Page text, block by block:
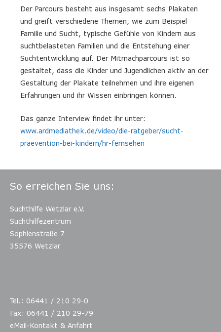
Der Parcours besteht aus insgesamt sechs Plakaten
und greift verschiedene Themen, wie zum Beispiel
Familie und Sucht, typische Gefühle von Kindern aus
suchtbelasteten Familien und die Entstehung einer
Suchtentwicklung auf. Der Mitmachparcours ist so
gestaltet, dass die Kinder und Jugendlichen aktiv an der
Gestaltung der Plakate teilnehmen und ihre eigenen
Erfahrungen und ihr Wissen einbringen können.
Das ganze Interview findet ihr unter:
www.ardmediathek.de/video/die-ratgeber/sucht-
praevention-bei-kindern/hr-fernsehen
So erreichen Sie uns:
Suchthilfe Wetzlar e.V.
Suchthilfezentrum
Sophienstraße 7
35576 Wetzlar
Tel.: 06441 / 210 29-0
Fax: 06441 / 210 29-79
eMail-Kontakt & Anfahrt